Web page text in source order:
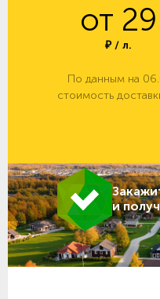
от 29
₽ / л.
По данным на
стоимость
и